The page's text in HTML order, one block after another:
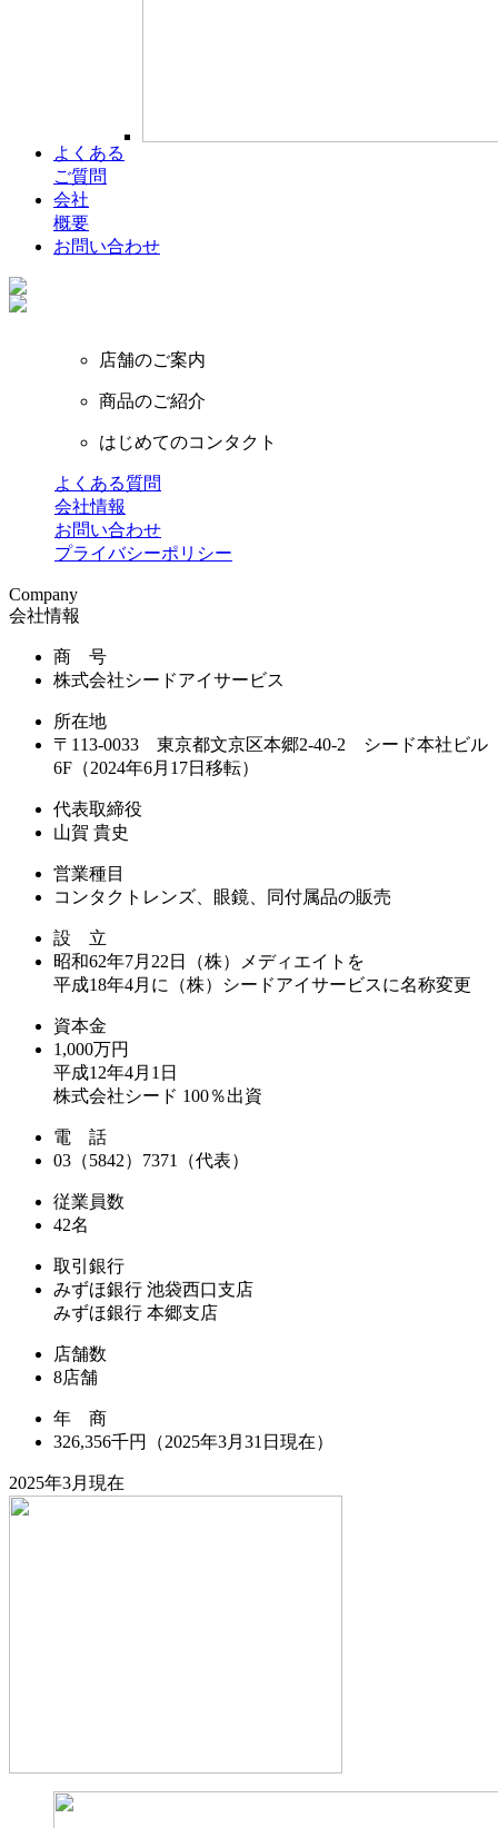
よくある
ご質問
会社
概要
お問い合わせ
店舗のご案内
商品のご紹介
はじめてのコンタクト
よくある質問
会社情報
お問い合わせ
プライバシーポリシー
Company
会社情報
商 号
株式会社シードアイサービス
所在地
〒113-0033 東京都文京区本郷2-40-2 シード本社ビル
6F（2024年6月17日移転）
代表取締役
山賀 貴史
営業種目
コンタクトレンズ、眼鏡、同付属品の販売
設 立
昭和62年7月22日（株）メディエイトを
平成18年4月に（株）シードアイサービスに名称変更
資本金
1,000万円
平成12年4月1日
株式会社シード 100％出資
電 話
03（5842）7371（代表）
従業員数
42名
取引銀行
みずほ銀行 池袋西口支店
みずほ銀行 本郷支店
店舗数
8店舗
年 商
326,356千円（2025年3月31日現在）
2025年3月現在